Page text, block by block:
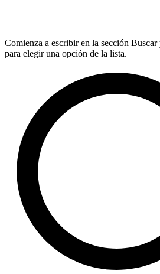
Comienza a escribir en la sección
para elegir una opción de la lista.